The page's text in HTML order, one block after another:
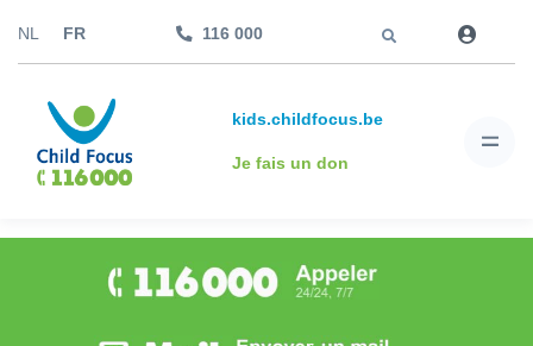
NL FR 116 000
kids.childfocus.be
Je fais un don